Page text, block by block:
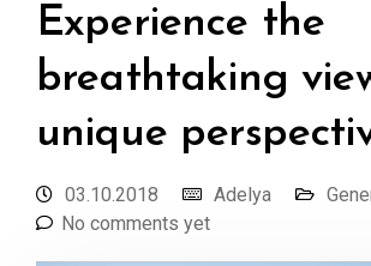
Experience the
breathtaking
unique
03.10.2018 Adelya
No comments yet